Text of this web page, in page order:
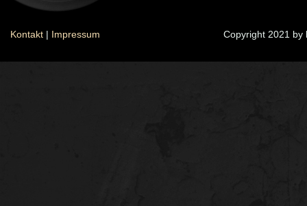
Kontakt | Impressum Copyright 2021 by